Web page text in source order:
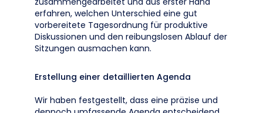
erfahren, welchen Unterschied eine gut
vorbereitete Tagesordnung für produktive
Diskussionen und den reibungslosen Ablauf der
Sitzungen ausmachen kann.
Erstellung einer detaillierten Agenda
Wir haben festgestellt, dass eine präzise und